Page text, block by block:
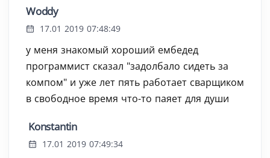
Woddy
17.01 2019 07:48:49
у меня знакомый хороший ембедед
программист сказал "задолбало сидеть за
компом" и уже лет пять работает сварщиком
в свободное время что-то паяет для души
Konstantin
17.01 2019 07:49:34